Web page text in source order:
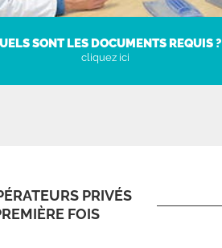
SONT LES DOCUMENTS REQUIS ?
cliquez ici
PRIVÉS
FOIS